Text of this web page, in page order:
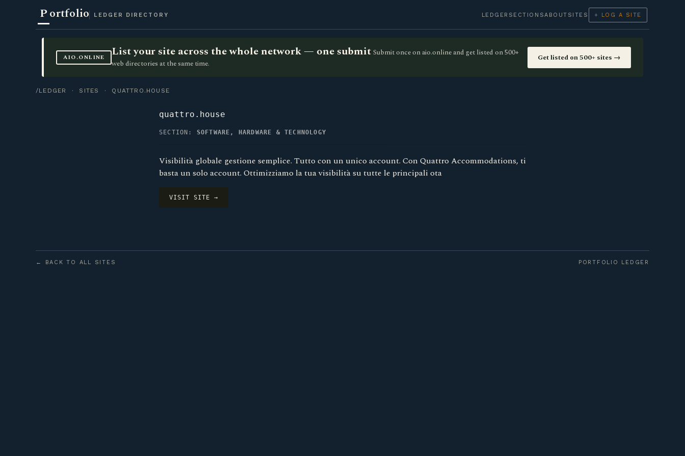
Portfolio LEDGER DIRECTORY LEDGER SECTIONSABOUT SITES + LOG A SITE
AIO.ONLINE List your site across the whole network — one submit Submit once on aio.online and get listed on 500+
web directories at the same time.
Get listed on 500+ sites →
/LEDGER · SITES · QUATTRO.HOUSE
quattro.house
SECTION: SOFTWARE, HARDWARE & TECHNOLOGY
Visibilità globale gestione semplice. Tutto con un unico account. Con Quattro Accommodations, ti
basta un solo account. Ottimizziamo la tua visibilità su tutte le principali ota
VISIT SITE →
← BACK TO ALL SITES PORTFOLIO LEDGER